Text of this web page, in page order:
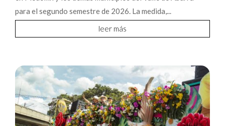
para el segundo semestre de 2026. La medida,...
leer más